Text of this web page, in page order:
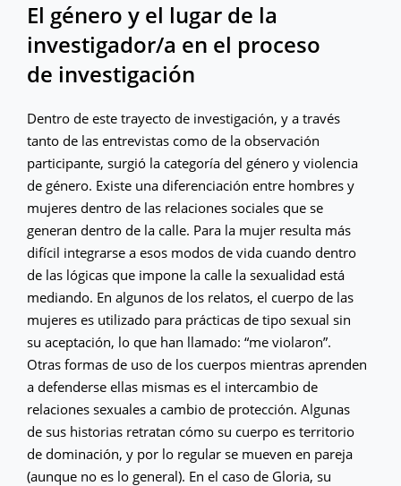
El género y el lugar de la
investigador/a en el proceso
de investigación
Dentro de este trayecto de investigación, y a través
tanto de las entrevistas como de la observación
participante, surgió la categoría del género y violencia
de género. Existe una diferenciación entre hombres y
mujeres dentro de las relaciones sociales que se
generan dentro de la calle. Para la mujer resulta más
difícil integrarse a esos modos de vida cuando dentro
de las lógicas que impone la calle la sexualidad está
mediando. En algunos de los relatos, el cuerpo de las
mujeres es utilizado para prácticas de tipo sexual sin
su aceptación, lo que han llamado: “me violaron”.
Otras formas de uso de los cuerpos mientras aprenden
a defenderse ellas mismas es el intercambio de
relaciones sexuales a cambio de protección. Algunas
de sus historias retratan cómo su cuerpo es territorio
de dominación, y por lo regular se mueven en pareja
(aunque no es lo general). En el caso de Gloria, su